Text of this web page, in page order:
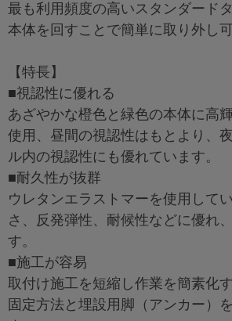
最も利用頻度の高いスタンダード
本体を回すことで簡単に取り外し
【特長】
■視認性に優れる
あざやかな橙色と緑色の本体に高
使用、昼間の視認性はもとより、
ル内の視認性にも優れています。
■耐久性が抜群
ウレタンエラストマーを使用して
さ、反発弾性、耐候性などに優れ
す。
■施工が容易
取付け施工を短縮し作業を簡素化
固定方法と埋設用脚（アンカー）